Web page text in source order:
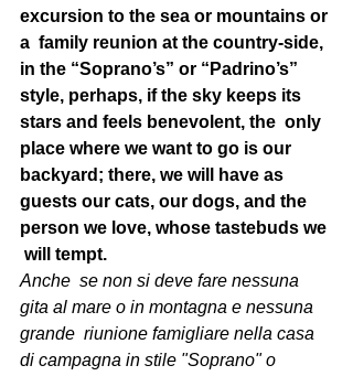
excursion to the sea or mountains or
a  family reunion at the country-side,
in the “Soprano’s” or “Padrino’s”
style, perhaps, if the sky keeps its
stars and feels benevolent, the  only
place where we want to go is our
backyard; there, we will have as
guests our cats, our dogs, and the
person we love, whose tastebuds we
will tempt.
Anche  se non si deve fare nessuna
gita al mare o in montagna e nessuna
grande  riunione famigliare nella casa
di campagna in stile "Soprano" o